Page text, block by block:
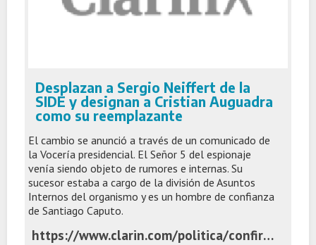
Desplazan a Sergio Neiffert de la
SIDE y designan a Cristian Auguadra
como su reemplazante
El cambio se anunció a través de un comunicado de
la Vocería presidencial. El Señor 5 del espionaje
venía siendo objeto de rumores e internas. Su
sucesor estaba a cargo de la división de Asuntos
Internos del organismo y es un hombre de confianza
de Santiago Caputo.
https://www.clarin.com/politica/confirman-salida-sergio-neiffert-side-designan-cristian-auguadra-reemplazante_0_hPuCh04TJh.html